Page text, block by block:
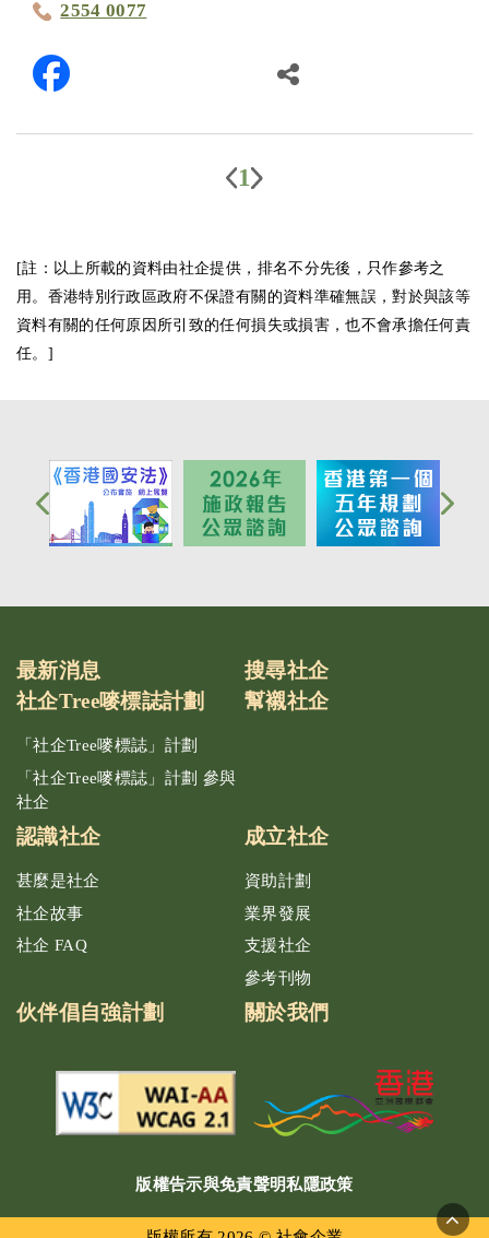
2554 0077
1
[註：以上所載的資料由社企提供，排名不分先後，只作參考之
用。香港特別行政區政府不保證有關的資料準確無誤，對於與該等
資料有關的任何原因所引致的任何損失或損害，也不會承擔任何責
任。]
最新消息
搜尋社企
社企Tree嘜標誌計劃
「社企Tree嘜標誌」計劃
「社企Tree嘜標誌」計劃 參與
社企
幫襯社企
認識社企
甚麼是社企
社企故事
社企 FAQ
成立社企
資助計劃
業界發展
支援社企
參考刊物
伙伴倡自強計劃 關於我們
版權告示與免責聲明私隱政策